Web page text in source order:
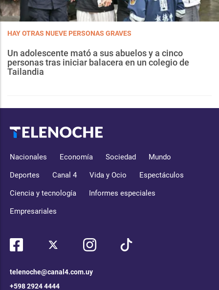
HAY OTRAS NUEVE PERSONAS GRAVES
Un adolescente mató a sus abuelos y a cinco
personas tras iniciar balacera en un colegio de
Tailandia
Nacionales Economía Sociedad Mundo
Deportes Canal 4 Vida y Ocio Espectáculos
Ciencia y tecnología Informes especiales
Empresariales
telenoche@canal4.com.uy
+598 2924 4444